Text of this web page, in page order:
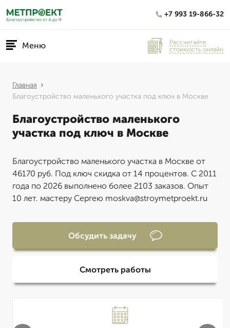
+7 993 19-866-32
Меню
Рассчитайте
стоимость онлайн
Главная
Благоустройство маленького участка под ключ в Москве
Благоустройство маленького
участка под ключ в Москве
Благоустройство маленького участка в Москве от
46170 руб. Под ключ скидка от 14 процентов. С 2011
года по 2026 выполнено более 2103 заказов. Опыт
10 лет. мастеру Сергею moskva@stroymetproekt.ru
Обсудить задачу
Смотреть работы